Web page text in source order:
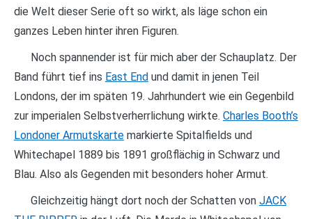
die Welt dieser Serie oft so wirkt, als läge schon ein
ganzes Leben hinter ihren Figuren.
Noch spannender ist für mich aber der Schauplatz. Der
Band führt tief ins East End und damit in jenen Teil
Londons, der im späten 19. Jahrhundert wie ein Gegenbild
zur imperialen Selbstverherrlichung wirkte. Charles Booth’s
Londoner Armutskarte markierte Spitalfields und
Whitechapel 1889 bis 1891 großflächig in Schwarz und
Blau. Also als Gegenden mit besonders hoher Armut.
Gleichzeitig hängt dort noch der Schatten von JACK